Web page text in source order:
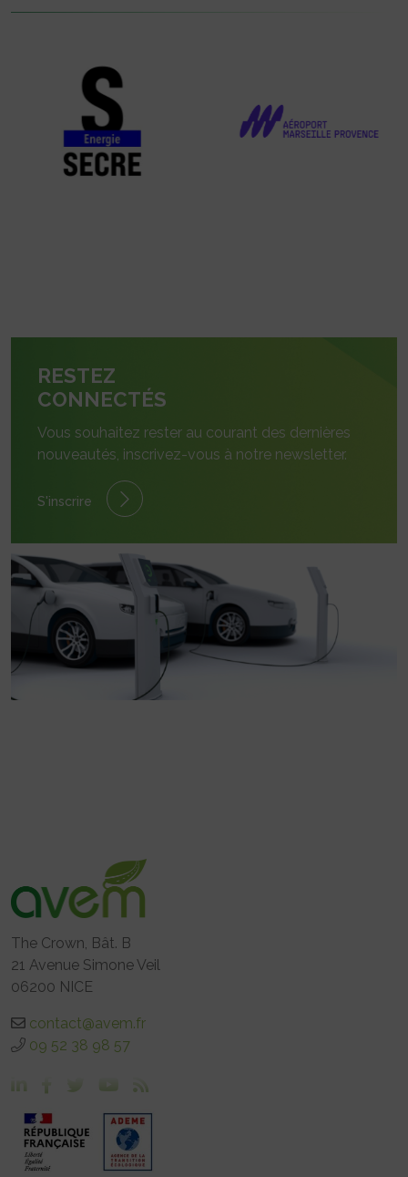
RESTEZ
CONNECTÉS
Vous souhaitez rester au courant des dernières
nouveautés, inscrivez-vous à notre newsletter.
S'inscrire
The Crown, Bât. B
21 Avenue Simone Veil
06200 NICE
contact@avem.fr
09 52 38 98 57